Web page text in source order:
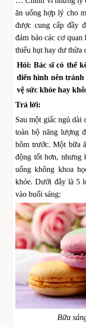
ăn uống hợp lý cho
được cung cấp đầy
đảm bảo các cơ
thiếu hụt hay dư thừa
Hỏi: Bác sĩ có thể
điển hình nên tránh
vệ sức khỏe hay
Trả lời:
Sau một giấc ngủ dài
toàn bộ năng lượng
hôm trước. Một bữa
động tốt hơn, nhưng
uống không khoa
khỏe. Dưới đây là 5
vào buổi sáng:
Bữa